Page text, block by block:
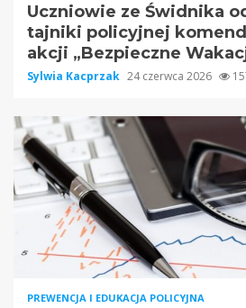
Uczniowie ze Świdnika
tajniki policyjnej
akcji „Bezpieczne
Sylwia Kacprzak 24 czerwca 2026
PREWENCJA I EDUKACJA POLICYJNA